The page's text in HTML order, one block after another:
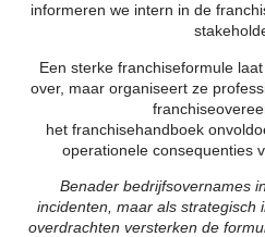
informeren we intern in de
Een sterke franchiseformule
over, maar organiseert ze
het franchisehandboek
operationele consequenties
Benader bedrijfsovernames
incidenten, maar als strategisch
overdrachten versterken de